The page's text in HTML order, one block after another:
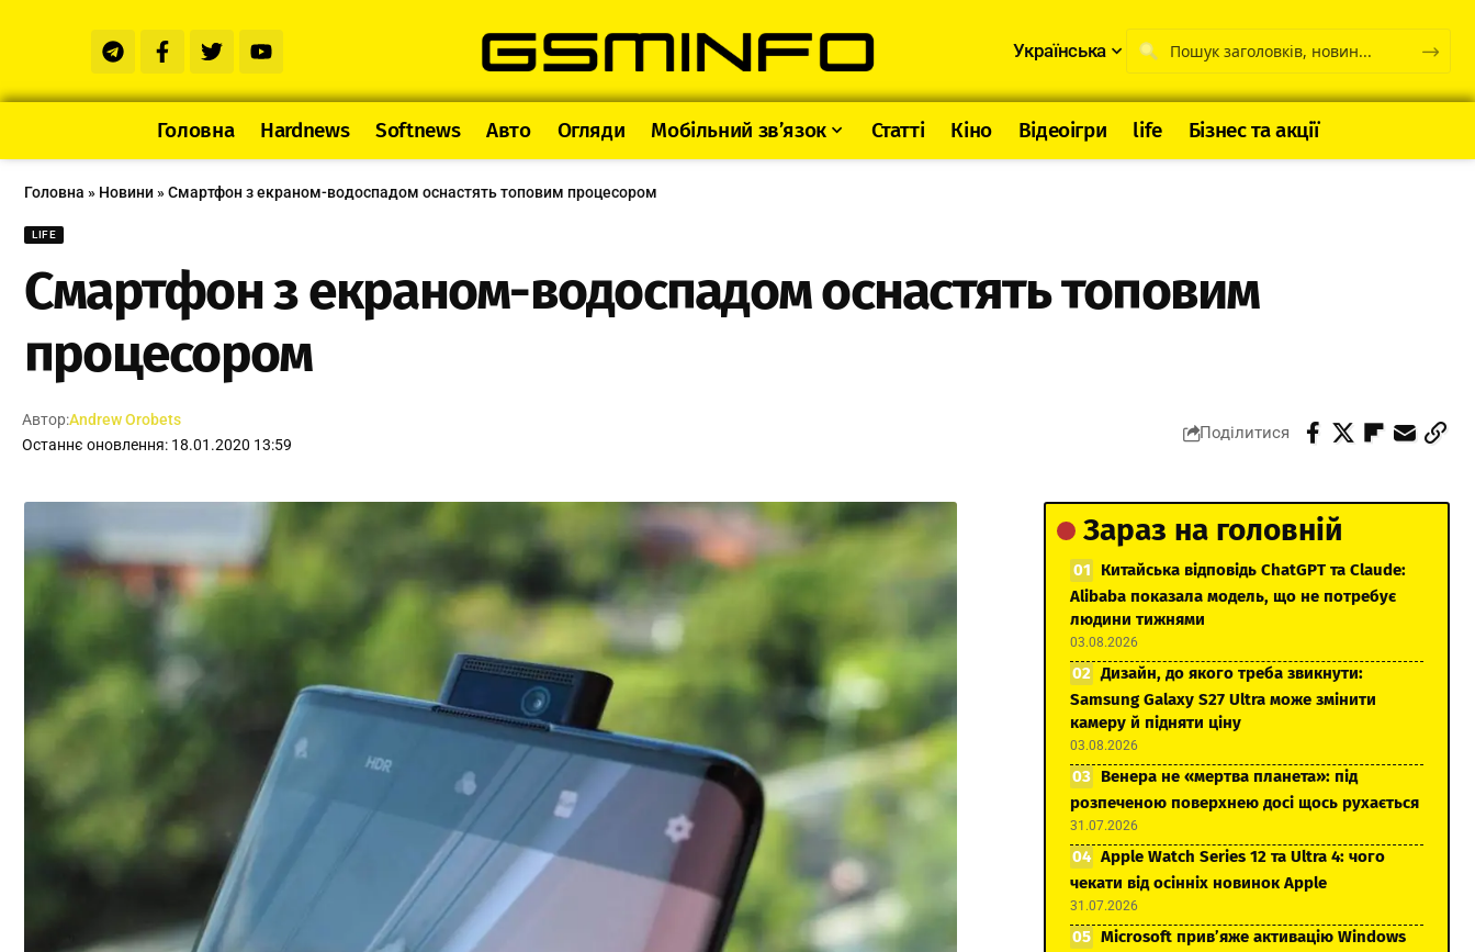
Українська
Головна Hardnews Softnews Авто Огляди Мобільний зв’язок Статті Кіно Відеоігри life Бізнес та акції
Головна » Новини»Смартфон з екраном-водоспадом оснастять топовим процесором
LIFE
Смартфон з екраном-водоспадом оснастять топовим
процесором
Останнє оновлення: 18.01.2020 13:59
Автор:Andrew Orobets
Поділитися
Зараз на головній
Китайська відповідь ChatGPT та Claude:
Alibaba показала модель, що не потребує
людини тижнями
03.08.2026
Дизайн, до якого треба звикнути:
Samsung Galaxy S27 Ultra може змінити
камеру й підняти ціну
03.08.2026
Венера не «мертва планета»: під
розпеченою поверхнею досі щось рухається
31.07.2026
Apple Watch Series 12 та Ultra 4: чого
чекати від осінніх новинок Apple
31.07.2026
Microsoft прив’яже активацію Windows